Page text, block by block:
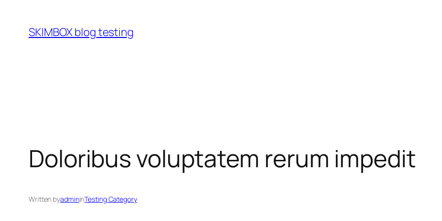
content
SKIMBOX blog testing
Doloribus voluptatem rerum impedit
Written byadmininTesting Category